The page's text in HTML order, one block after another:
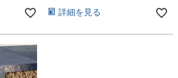
詳細を見る